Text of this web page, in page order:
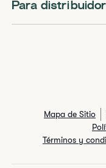
Para
Mapa de Sitio
Términos y